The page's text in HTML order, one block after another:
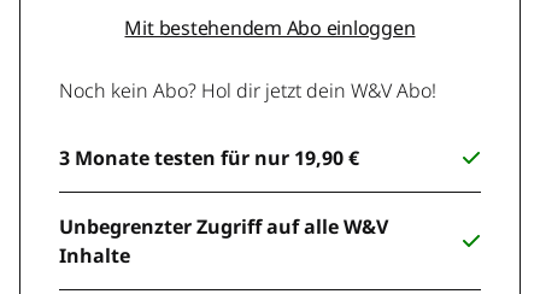
Mit bestehendem Abo einloggen
Noch kein Abo? Hol dir jetzt dein W&V Abo!
3 Monate testen für nur 19,90 €
Unbegrenzter Zugriff auf alle W&V
Inhalte